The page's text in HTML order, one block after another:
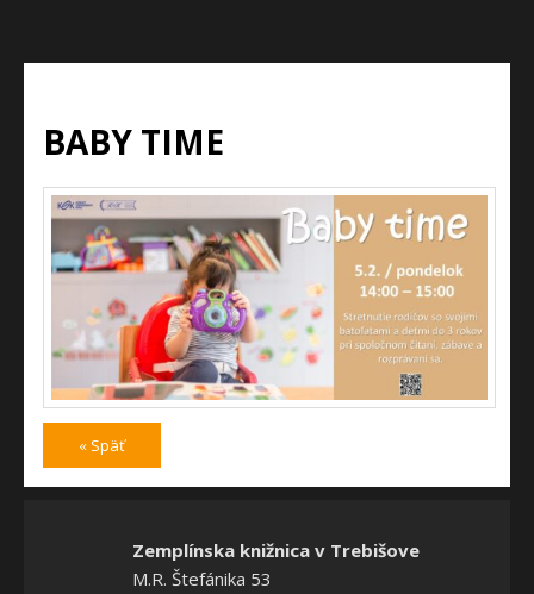
BABY TIME
« Späť
Zemplínska knižnica v Trebišove
M.R. Štefánika 53